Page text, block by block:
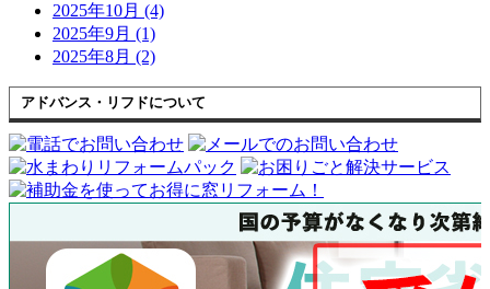
2025年10月 (4)
2025年9月 (1)
2025年8月 (2)
アドバンス・リフドについて